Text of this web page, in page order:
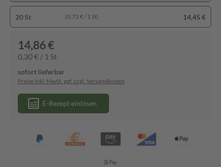
20 St (0,72 € / 1 St) 14,45 €
14,86 €
0,30 € / 1 St
sofort lieferbar
Preise inkl. MwSt. ggf. zzgl. Versandkosten
E-Rezept einlösen